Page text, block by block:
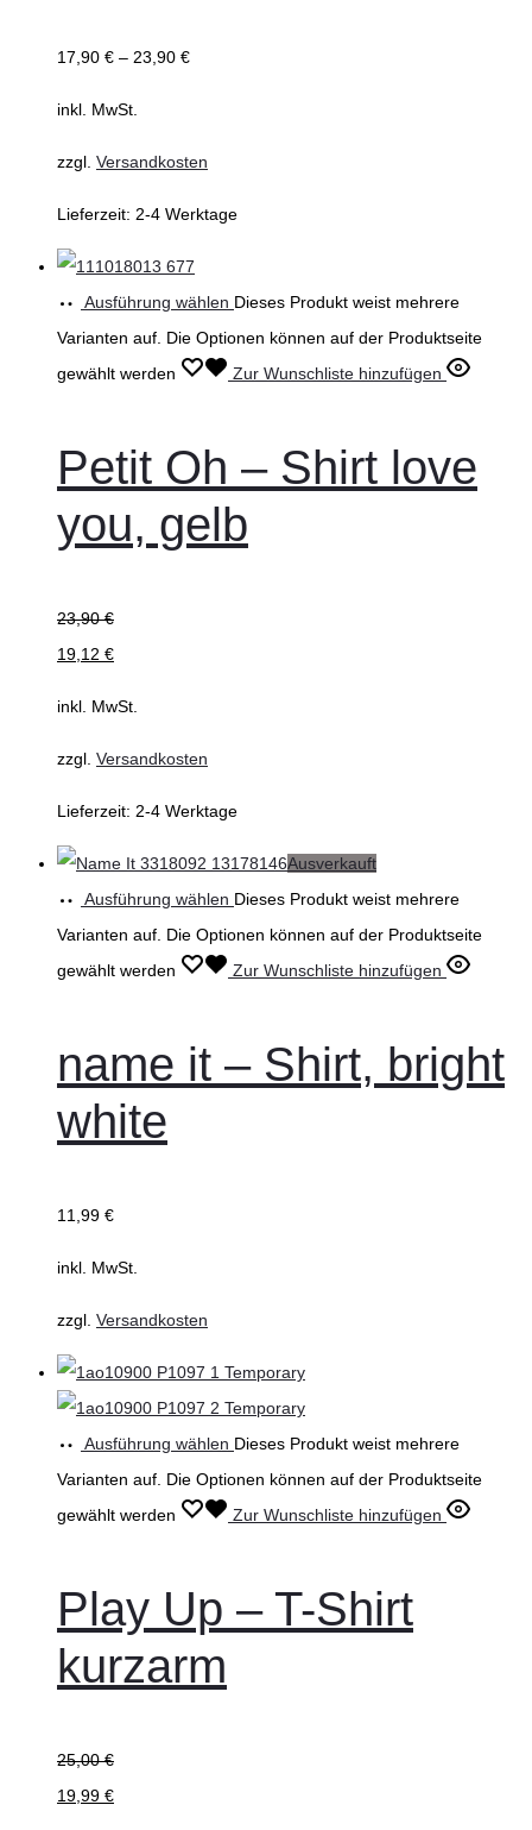
17,90 € – 23,90 €
inkl. MwSt.
zzgl. Versandkosten
Lieferzeit: 2-4 Werktage
Ausführung wählen Dieses Produkt weist mehrere
Varianten auf. Die Optionen können auf der Produktseite
gewählt werden
Zur Wunschliste hinzufügen
Petit Oh – Shirt love
you, gelb
23,90€
19,12 €
inkl. MwSt.
zzgl. Versandkosten
Lieferzeit: 2-4 Werktage
Ausverkauft
Ausführung wählen Dieses Produkt weist mehrere
Varianten auf. Die Optionen können auf der Produktseite
gewählt werden
Zur Wunschliste hinzufügen
name it – Shirt, bright
white
11,99 €
inkl. MwSt.
zzgl. Versandkosten
Ausführung wählen Dieses Produkt weist mehrere
Varianten auf. Die Optionen können auf der Produktseite
gewählt werden
Zur Wunschliste hinzufügen
Play Up – T-Shirt
kurzarm
25,00€
19,99 €